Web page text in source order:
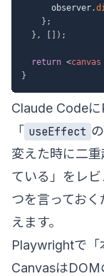
      observer
.
} ;
} , ) ;
return <canvas
}
Claude Codeに
「 useEffect
変えた時に二
ている」をレ
つを言ってお
えます。
Playwrightで「
CanvasはDOM